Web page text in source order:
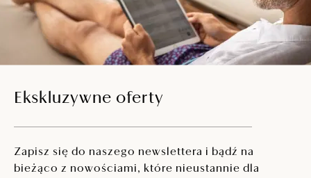
Ekskluzywne oferty
Zapisz się do naszego newslettera i bądź na
bieżąco z nowościami, które nieustannie dla